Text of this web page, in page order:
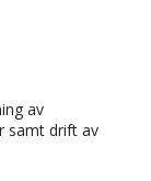
av
samt drift av